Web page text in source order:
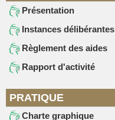
Présentation
Instances délibérantes
Règlement des aides
Rapport d'activité
PRATIQUE
Charte graphique